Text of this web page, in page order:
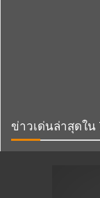
ข่าวเด่นล่าสุดใน